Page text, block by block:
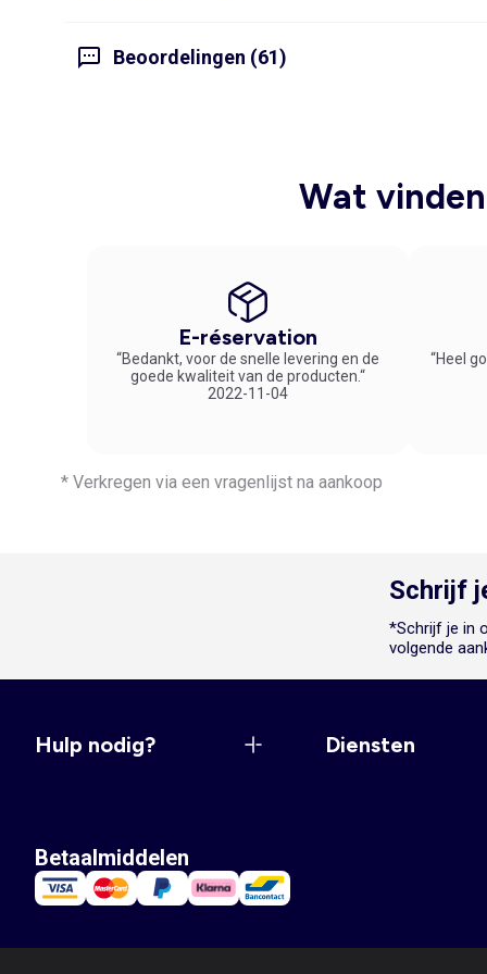
Beoordelingen (61)
Wat
E-réservation
“Bedankt, voor de snelle levering en de
goede kwaliteit van de producten.“
2022-11-04
“Heel
* Verkregen via een vragenlijst na aankoop
Schrijf
*Schrijf je in
volgende
Hulp nodig? Diensten
Betaalmiddelen